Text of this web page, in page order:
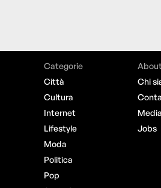
Categorie
Città
Cultura
Internet
Lifestyle
Moda
Politica
Pop
Chi
Jobs